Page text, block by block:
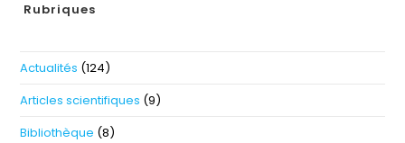
Rubriques
Actualités (124)
Articles scientifiques (9)
Bibliothèque (8)